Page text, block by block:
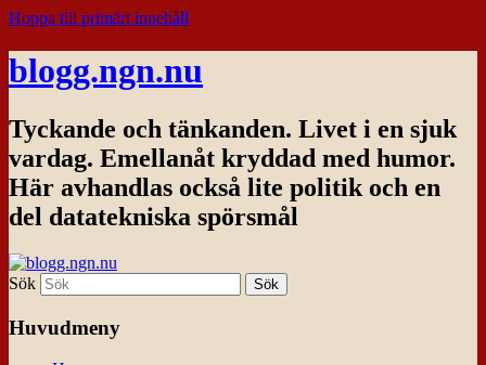
Hoppa till primärt innehåll
blogg.ngn.nu
Tyckande och tänkanden. Livet i en sjuk
vardag. Emellanåt kryddad med humor.
Här avhandlas också lite politik och en
del datatekniska spörsmål
Sök
Huvudmeny